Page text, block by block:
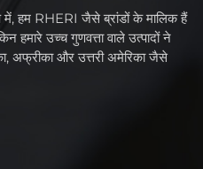
हम RHERI जैसे ब्रांडों के मालिक हैं
हमारे उच्च गुणवत्ता वाले उत्पादों ने
अफ्रीका और उत्तरी अमेरिका जैसे